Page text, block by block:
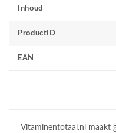
Inhoud
ProductID
EAN
Vitaminentotaal.nl maakt